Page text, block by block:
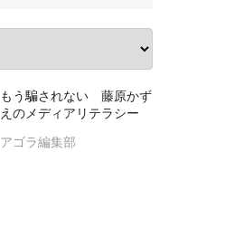
もう騙されない 藤原かず
えのメディアリテラシー
アゴラ編集部